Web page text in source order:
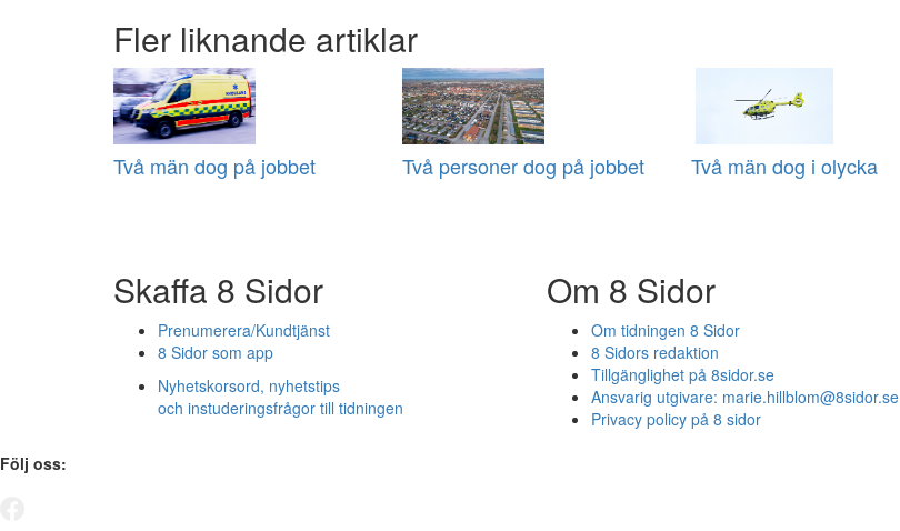
Fler liknande artiklar
Två män dog på jobbet Två personer dog på jobbet Två män dog i olycka
Skaffa 8 Sidor
Prenumerera/Kundtjänst
8 Sidor som app
Nyhetskorsord, nyhetstips
och instuderingsfrågor till tidningen
Om 8 Sidor
Om tidningen 8 Sidor
8 Sidors redaktion
Tillgänglighet på 8sidor.se
Ansvarig utgivare: marie.hillblom@8sidor.se
Privacy policy på 8 sidor
Följ oss: